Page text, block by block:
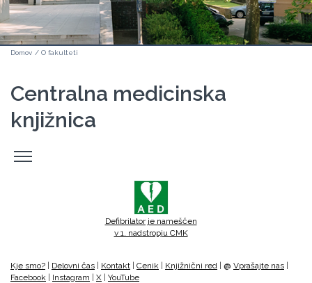
Domov / O fakulteti
Centralna medicinska
knjižnica
Odpri
stranski
Defibrilator je nameščen
v 1. nadstropju CMK
Kje smo? Delovni čas Kontakt Cenik Knjižnični red @ Vprašajte nas
Facebook
Instagram X YouTube